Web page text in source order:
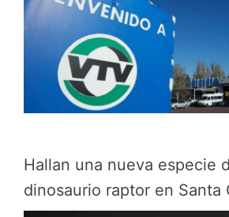
Hallan una nueva especie
dinosaurio raptor en Santa